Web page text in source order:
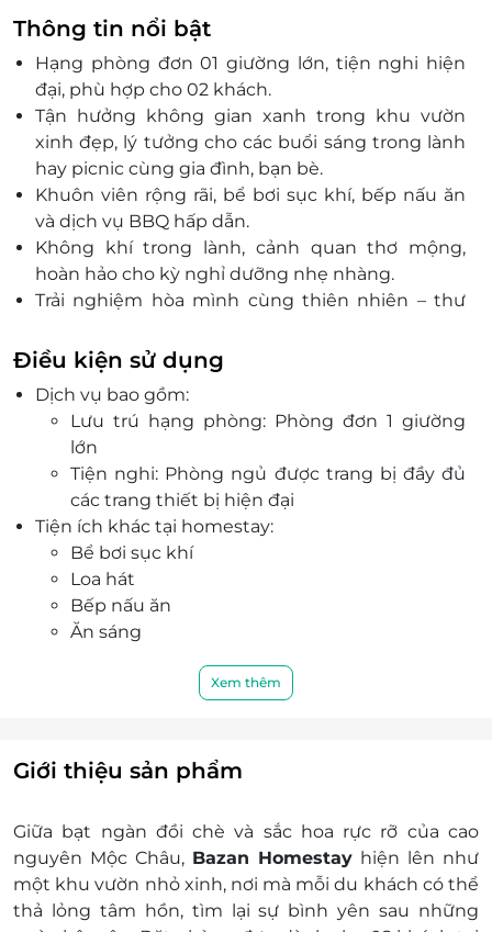
Thông tin nổi bật
Hạng phòng đơn 01 giường lớn, tiện nghi hiện
đại, phù hợp cho 02 khách.
Tận hưởng không gian xanh trong khu vườn
xinh đẹp, lý tưởng cho các buổi sáng trong lành
hay picnic cùng gia đình, bạn bè.
Khuôn viên rộng rãi, bể bơi sục khí, bếp nấu ăn
và dịch vụ BBQ hấp dẫn.
Không khí trong lành, cảnh quan thơ mộng,
hoàn hảo cho kỳ nghỉ dưỡng nhẹ nhàng.
Trải nghiệm hòa mình cùng thiên nhiên – thư
thẳng.
Đặt dịch vụ tiện lợi – chỉ một chạm trên nền
tảng LifeLink.
Điều kiện sử dụng
Dịch vụ bao gồm:
Lưu trú hạng phòng: Phòng đơn 1 giường
lớn
Tiện nghi: Phòng ngủ được trang bị đầy đủ
các trang thiết bị hiện đại
Tiện ích khác tại homestay:
Bể bơi sục khí
Loa hát
Bếp nấu ăn
Ăn sáng
Thuê xe máy: 150.000 VNĐ/xe
Phụ thu:
Cuối tuần thứ 6 - chủ nhật phụ thu 200.000
Lễ Tết phụ thu liên hệ nhận giá ưu đãi
Thời gian nhận trả phòng:
Giờ nhận phòng: Sau 14h00
Giờ trả phòng: Trước 12h00
Xem thêm
Giới thiệu sản phẩm
Giữa bạt ngàn đồi chè và sắc hoa rực rỡ của cao
nguyên Mộc Châu, Bazan Homestay hiện lên như
một khu vườn nhỏ xinh, nơi mà mỗi du khách có thể
thả lỏng tâm hồn, tìm lại sự bình yên sau những